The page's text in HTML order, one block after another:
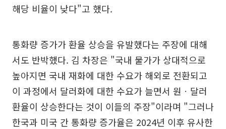
해당 비율이 낮다"고 했다.
통화량 증가가 환율 상승을 유발했다는 주장에 대해
서도 반박했다. 김 차장은 "국내 물가가 상대적으로
높아지면 국내 재화에 대한 수요가 해외로 전환되고
이 과정에서 달러화에 대한 수요가 늘면서 원ㆍ달러
환율이 상승한다는 것이 이들의 주장"이라며 "그러나
한국과 미국 간 통화량 증가율은 2024년 이후 유사한